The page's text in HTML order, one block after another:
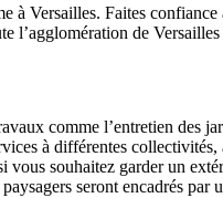
à Versailles. Faites
l’agglomération de
comme l’entretien des
à différentes
souhaitez garder un
seront encadrés par